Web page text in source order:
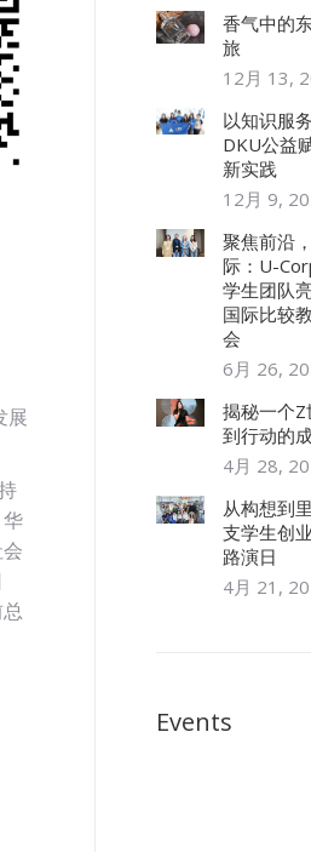
展
香气中的
旅
12月 13,
以知识服
DKU公益
新实践
12月 9,
聚焦前沿
际：U-
学生团队
国际比较
会
6月 26,
揭秘一个
到行动的
4月 28,
从构想到
支学生创
路演日
4月 21,
Events